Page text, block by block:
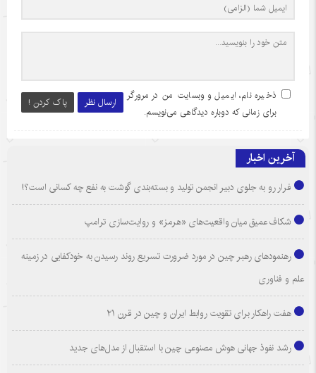
ارسال نظر پاک کردن !
ذخیره نام، ایمیل و وبسایت من در مرورگر
برای زمانی که دوباره دیدگاهی می‌نویسم.
آخرین اخبار
فرار رو به جلوی دبیر انجمن تولید و بسته‌بندی گوشت به نفع چه کسانی است؟!
شکاف عمیق میان واقعیت‌های «هرمز» و روایت‌سازی ترامپ
رهنمودهای رهبر چین در مورد ضرورت تسریع روند رسیدن به خودکفایی در زمینه
علم و فناوری
هفت راهکار برای تقویت روابط ایران و چین در قرن ۲۱
رشد نفوذ جهانی هوش مصنوعی چین با استقبال از مدل‌های جدید